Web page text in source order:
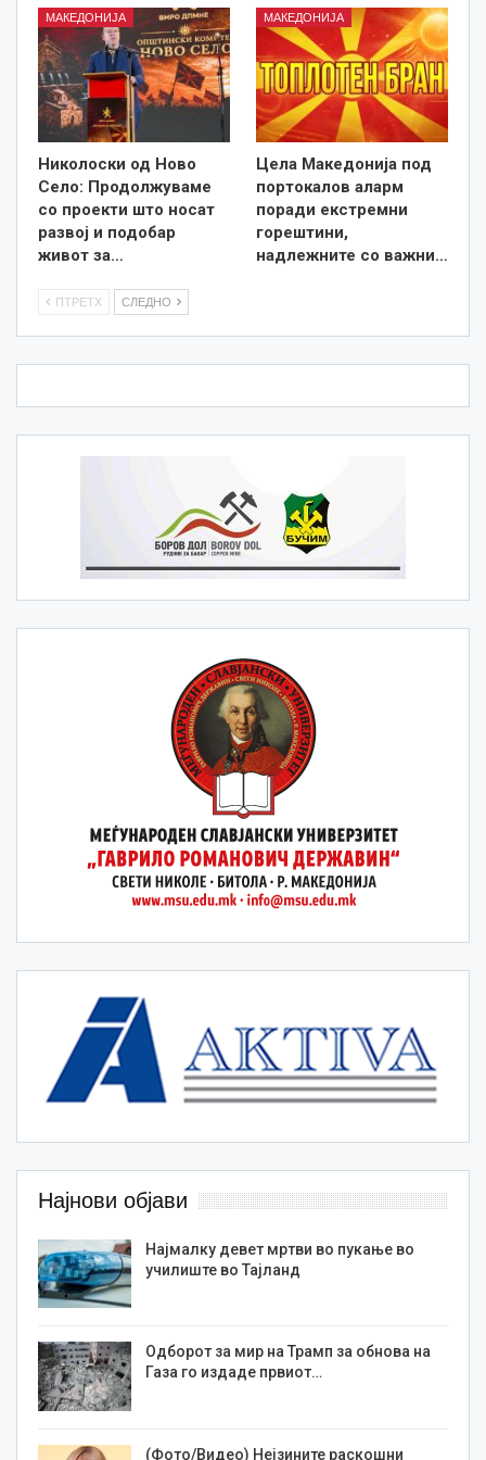
МАКЕДОНИЈА
Николоски од Ново
Село: Продолжуваме
со проекти што носат
развој и подобар
живот за…
МАКЕДОНИЈА
Цела Македонија под
портокалов аларм
поради екстремни
горештини,
надлежните со важни…
ПТРЕТХ СЛЕДНО
Најнови објави
Најмалку девет мртви во пукање во
училиште во Тајланд
Одборот за мир на Трамп за обнова на
Газа го издаде првиот…
(Фото/Видео) Нејзините раскошни